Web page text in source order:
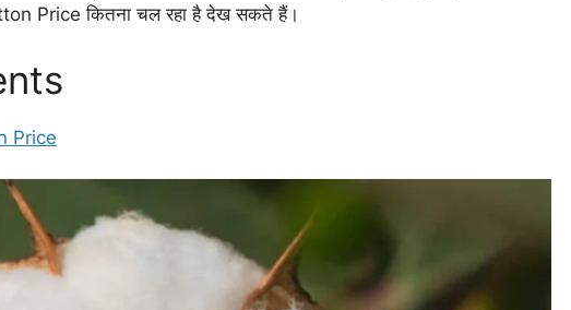
Price कितना चल रहा है देख सकते हैं।
Price